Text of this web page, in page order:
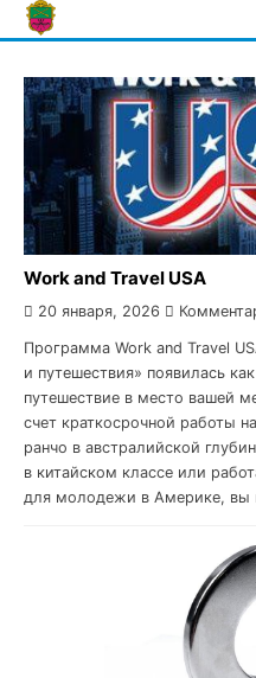
Skip
to
Work and Travel USA
20 января, 2026
Программа Work and Travel
и путешествия» появилась
путешествие в место вашей
счет краткосрочной работы
ранчо в австралийской
в китайском классе или
для молодежи в Америке, вы